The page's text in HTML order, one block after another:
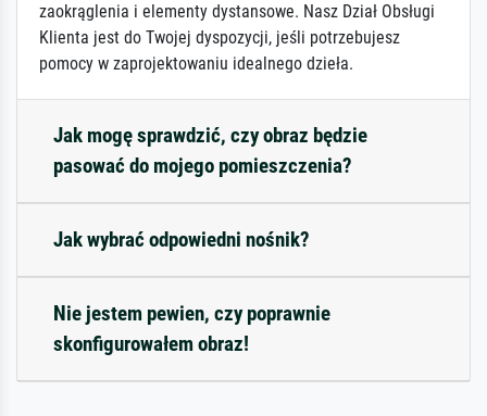
zaokrąglenia i elementy dystansowe. Nasz Dział Obsługi
Klienta jest do Twojej dyspozycji, jeśli potrzebujesz
pomocy w zaprojektowaniu idealnego dzieła.
Jak mogę sprawdzić, czy obraz będzie
pasować do mojego pomieszczenia?
Jak wybrać odpowiedni nośnik?
Nie jestem pewien, czy poprawnie
skonfigurowałem obraz!